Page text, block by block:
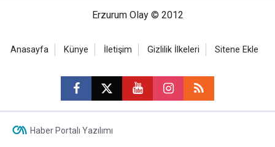
Erzurum Olay © 2012
Anasayfa Künye İletişim Gizlilik İlkeleri Sitene Ekle
Haber Portalı Yazılımı